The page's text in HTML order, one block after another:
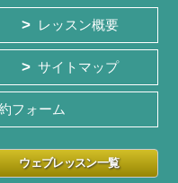
レッスン概要
サイトマップ
フォーム
ウェブレッスン一覧